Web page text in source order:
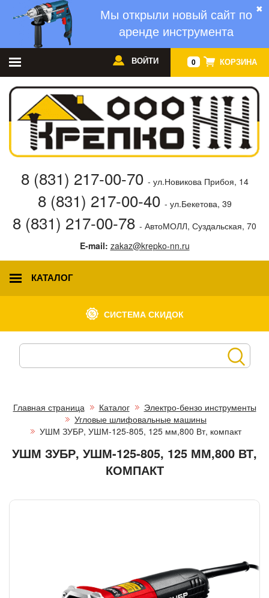
✖
Мы открыли новый сайт по
аренде инструмента
0 КОРЗИНА
ВОЙТИ
8 (831) 217-00-70 - ул.Новикова Прибоя, 14
8 (831) 217-00-40 - ул.Бекетова, 39
8 (831) 217-00-78 - АвтоМОЛЛ, Суздальская, 70
E-mail: zakaz@krepko-nn.ru
КАТАЛОГ
СИСТЕМА СКИДОК
Главная страница Каталог
Электро-бензо инструменты
Угловые шлифовальные машины
УШМ ЗУБР, УШМ-125-805, 125 мм,800 Вт, компакт
УШМ ЗУБР, УШМ-125-805, 125 ММ,800 ВТ,
КОМПАКТ